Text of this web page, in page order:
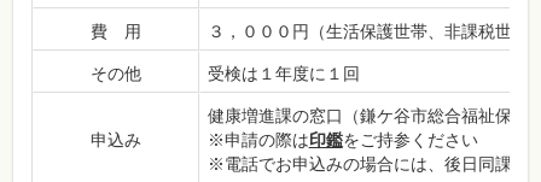
費 用 ３，０００円（生活保護世帯、非課税世帯
その他 受検は１年度に１回
申込み
健康増進課の窓口（鎌ケ谷市総合福祉保健
※申請の際は印鑑をご持参ください
※電話でお申込みの場合には、後日同課窓